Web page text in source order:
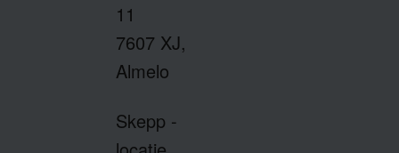
11
7607 XJ,
Almelo
Skepp -